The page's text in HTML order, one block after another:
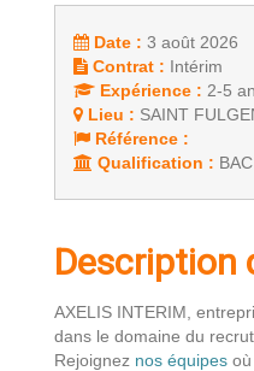
Date : 3 août 2026
Contrat : Intérim
Expérience : 2-5
Lieu : SAINT
Référence :
Qualification : BAC
Description
AXELIS INTERIM,
dans le domaine du
Rejoignez nos équipes